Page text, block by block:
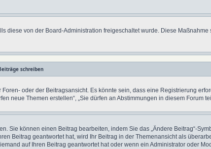
von der Board-Administration freigeschaltet wurde. Diese
schreiben
oder der Beitragsansicht. Es könnte sein, dass eine Registrierung
neue Themen erstellen“, „Sie dürfen an Abstimmungen in diesem Forum
Sie können einen Beitrag bearbeiten, indem Sie das „Ändere Beitrag“-
Beitrag geantwortet hat, wird Ihr Beitrag in der Themenansicht als
auf Ihren Beitrag geantwortet hat oder wenn ein Administrator oder